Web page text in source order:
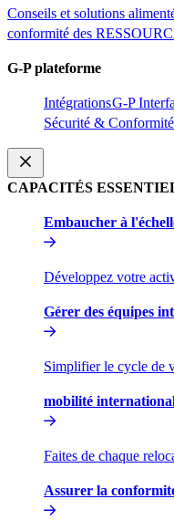
Conseils et solutions
conformité des
G-P plateforme​​
Intégrations​​G-P
Sécurité & Conformité​​
CAPACITÉS
Embaucher à
Développez votre
Gérer des équipes
Simplifier le cycle de
mobilité
Faites de chaque
Assurer la